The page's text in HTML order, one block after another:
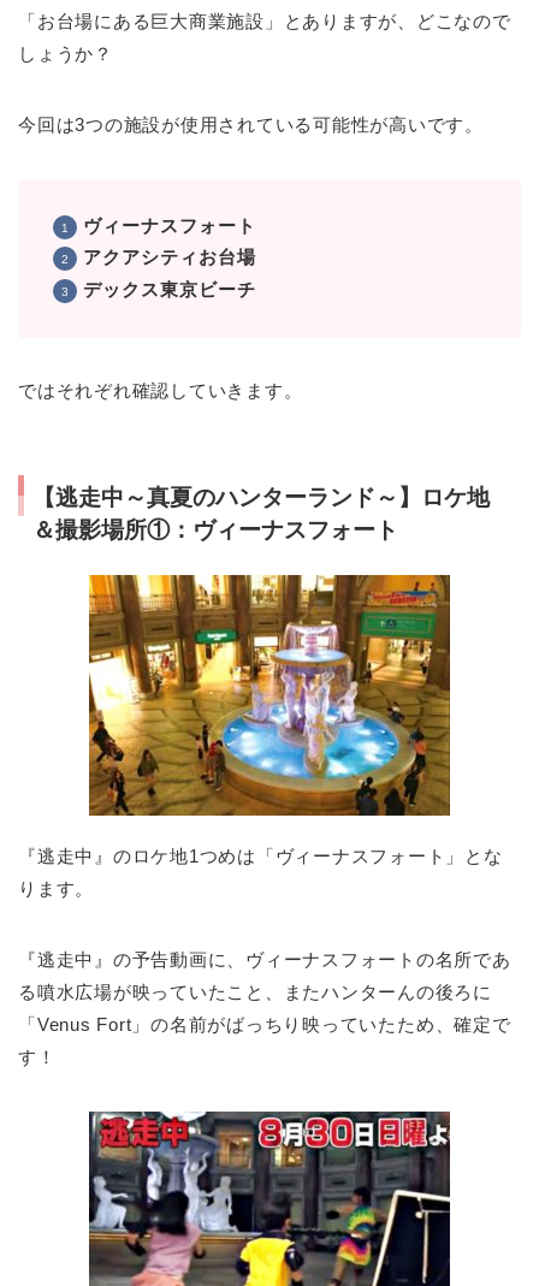
「お台場にある巨大商業施設」とありますが、どこなので
しょうか？
今回は3つの施設が使用されている可能性が高いです。
ヴィーナスフォート
アクアシティお台場
デックス東京ビーチ
ではそれぞれ確認していきます。
【逃走中～真夏のハンターランド～】ロケ地
＆撮影場所①：ヴィーナスフォート
『逃走中』のロケ地1つめは「ヴィーナスフォート」とな
ります。
『逃走中』の予告動画に、ヴィーナスフォートの名所であ
る噴水広場が映っていたこと、またハンターんの後ろに
「Venus Fort」の名前がばっちり映っていたため、確定で
す！